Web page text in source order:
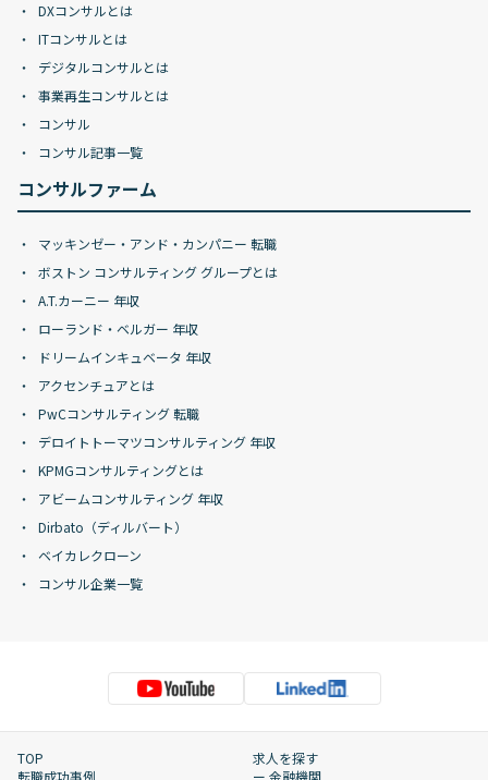
DXコンサルとは
ITコンサルとは
デジタルコンサルとは
事業再生コンサルとは
コンサル
コンサル記事一覧
コンサルファーム
マッキンゼー・アンド・カンパニー 転職
ボストン コンサルティング グループとは
A.T.カーニー 年収
ローランド・ベルガー 年収
ドリームインキュベータ 年収
アクセンチュアとは
PwCコンサルティング 転職
デロイトトーマツコンサルティング 年収
KPMGコンサルティングとは
アビームコンサルティング 年収
Dirbato（ディルバート）
ベイカレクローン
コンサル企業一覧
TOP
転職成功事例
求人を探す
ー 金融機関